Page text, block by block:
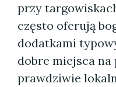
przy
często oferują
dodatkami
dobre miejsca na
prawdziwie